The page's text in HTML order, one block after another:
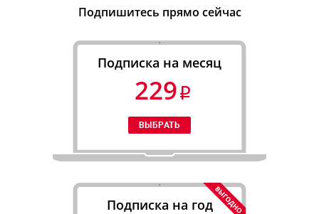
Подпишитесь прямо сейчас
Подписка на месяц
229
Подписка на год